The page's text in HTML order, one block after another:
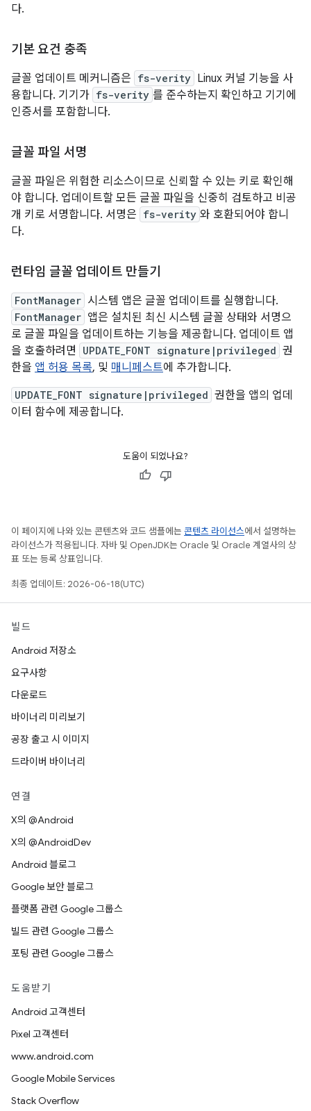
다.
기본 요건 충족
글꼴 업데이트 메커니즘은 fs-verity Linux 커널 기능을 사
용합니다. 기기가 fs-verity 를 준수하는지 확인하고 기기에
인증서를 포함합니다.
글꼴 파일 서명
글꼴 파일은 위험한 리소스이므로 신뢰할 수 있는 키로 확인해
야 합니다. 업데이트할 모든 글꼴 파일을 신중히 검토하고 비공
개 키로 서명합니다. 서명은 fs-verity 와 호환되어야 합니
다.
런타임 글꼴 업데이트 만들기
FontManager 시스템 앱은 글꼴 업데이트를 실행합니다.
FontManager 앱은 설치된 최신 시스템 글꼴 상태와 서명으
로 글꼴 파일을 업데이트하는 기능을 제공합니다. 업데이트 앱
을 호출하려면
UPDATE_FONT signature|privileged 권
한을 앱 허용 목록, 및 매니페스트에 추가합니다.
UPDATE_FONT signature|privileged 권한을 앱의 업데
이터 함수에 제공합니다.
도움이 되었나요?
이 페이지에 나와 있는 콘텐츠와 코드 샘플에는 콘텐츠 라이선스에서 설명하는
라이선스가 적용됩니다. 자바 및 OpenJDK는 Oracle 및 Oracle 계열사의 상
표 또는 등록 상표입니다.
최종 업데이트: 2026-06-18(UTC)
빌드
Android 저장소
요구사항
다운로드
바이너리 미리보기
공장 출고 시 이미지
드라이버 바이너리
연결
X의 @Android
X의 @AndroidDev
Android 블로그
Google 보안 블로그
플랫폼 관련 Google 그룹스
빌드 관련 Google 그룹스
포팅 관련 Google 그룹스
도움받기
Android 고객센터
Pixel 고객센터
www.android.com
Google Mobile Services
Stack Overflow